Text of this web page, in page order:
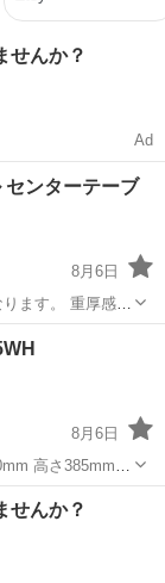
せんか？
Ad
センターテーブ
8月6日
重厚感の
ーブルです。2個
8月6日
高さ385mm
み。
せんか？